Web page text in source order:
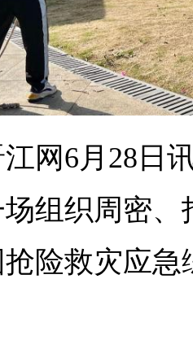
网6月28日
场组织周密
险救灾应